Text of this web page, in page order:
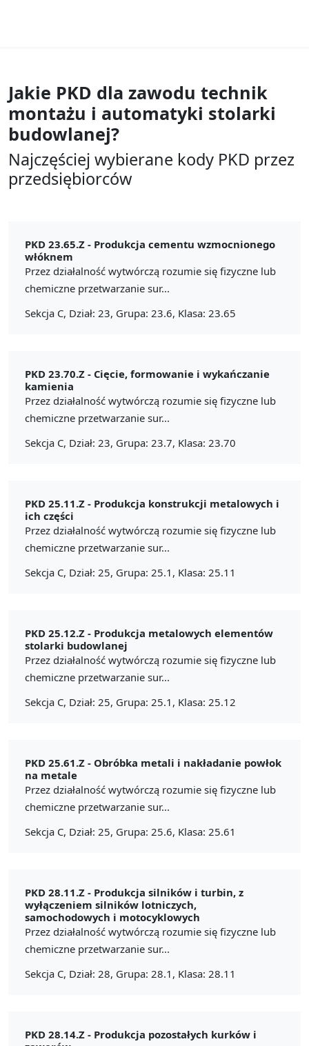
Jakie PKD dla zawodu technik
montażu i automatyki stolarki
budowlanej?
Najczęściej wybierane kody PKD przez
przedsiębiorców
PKD 23.65.Z - Produkcja cementu wzmocnionego
włóknem
Przez działalność wytwórczą rozumie się fizyczne lub
chemiczne przetwarzanie sur...
Sekcja C, Dział: 23, Grupa: 23.6, Klasa: 23.65
PKD 23.70.Z - Cięcie, formowanie i wykańczanie
kamienia
Przez działalność wytwórczą rozumie się fizyczne lub
chemiczne przetwarzanie sur...
Sekcja C, Dział: 23, Grupa: 23.7, Klasa: 23.70
PKD 25.11.Z - Produkcja konstrukcji metalowych i
ich części
Przez działalność wytwórczą rozumie się fizyczne lub
chemiczne przetwarzanie sur...
Sekcja C, Dział: 25, Grupa: 25.1, Klasa: 25.11
PKD 25.12.Z - Produkcja metalowych elementów
stolarki budowlanej
Przez działalność wytwórczą rozumie się fizyczne lub
chemiczne przetwarzanie sur...
Sekcja C, Dział: 25, Grupa: 25.1, Klasa: 25.12
PKD 25.61.Z - Obróbka metali i nakładanie powłok
na metale
Przez działalność wytwórczą rozumie się fizyczne lub
chemiczne przetwarzanie sur...
Sekcja C, Dział: 25, Grupa: 25.6, Klasa: 25.61
PKD 28.11.Z - Produkcja silników i turbin, z
wyłączeniem silników lotniczych,
samochodowych i motocyklowych
Przez działalność wytwórczą rozumie się fizyczne lub
chemiczne przetwarzanie sur...
Sekcja C, Dział: 28, Grupa: 28.1, Klasa: 28.11
PKD 28.14.Z - Produkcja pozostałych kurków i